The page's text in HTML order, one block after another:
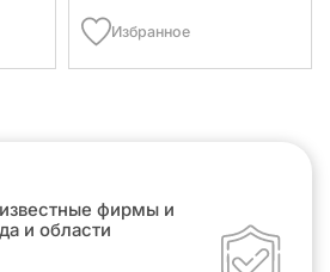
Избранное
фирмы и
и области